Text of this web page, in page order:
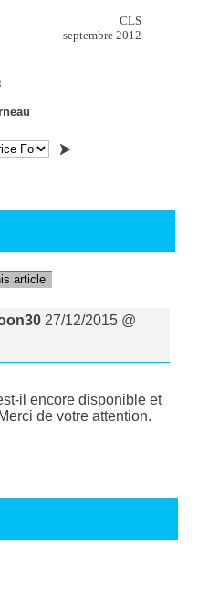
CLS
septembre 2012
article
27/12/2015 @
il encore disponible et
de votre attention.